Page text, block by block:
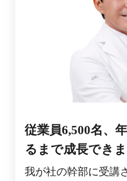
従業員6,500名、
るまで成長でき
我が社の幹部に受講